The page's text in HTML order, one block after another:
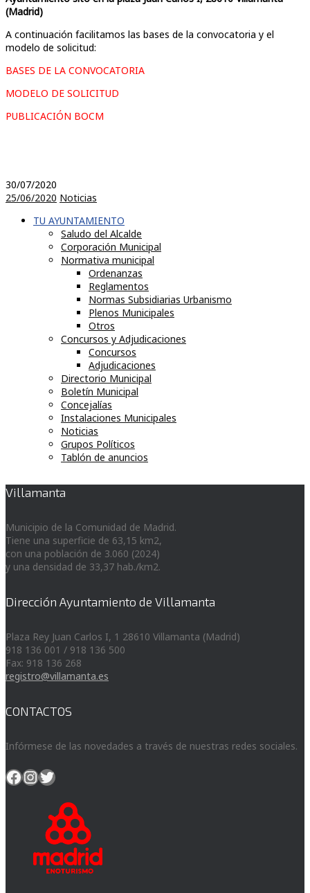
(Madrid)
A continuación facilitamos las bases de la convocatoria y el
modelo de solicitud:
BASES DE LA CONVOCATORIA
MODELO DE SOLICITUD
PUBLICACIÓN BOCM
30/07/2020
25/06/2020 Noticias
TU AYUNTAMIENTO
Saludo del Alcalde
Corporación Municipal
Normativa municipal
Ordenanzas
Reglamentos
Normas Subsidiarias Urbanismo
Plenos Municipales
Otros
Concursos y Adjudicaciones
Concursos
Adjudicaciones
Directorio Municipal
Boletín Municipal
Concejalías
Instalaciones Municipales
Noticias
Grupos Políticos
Tablón de anuncios
Villamanta
Municipio de la Comunidad de Madrid.
Tiene una superficie de 63,15 km2,
con una población de 3.060 (2024)
y una densidad de 33,37 hab./km2.
Dirección Ayuntamiento de Villamanta
Plaza Rey Juan Carlos I, 1 28610 Villamanta (Madrid)
918 136 001 / 918 136 500
Fax: 918 136 268
registro@villamanta.es
CONTACTOS
Infórmese de las novedades a través de nuestras redes sociales.
Facebook
Instagram
Twitter